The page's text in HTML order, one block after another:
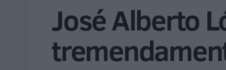
José Alberto